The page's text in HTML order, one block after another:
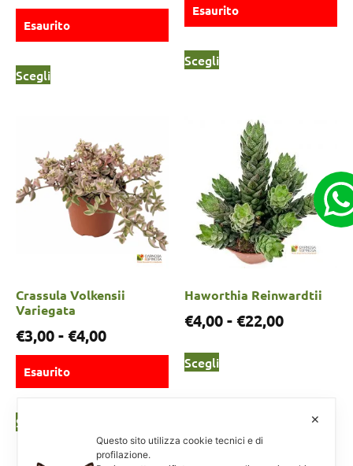
Esaurito
Scegli
Esaurito
Scegli
Crassula Volkensii
Variegata
€3,00- €4,00
Esaurito
Scegli
Haworthia Reinwardtii
€4,00- €22,00
Scegli
✕
Questo sito utilizza cookie tecnici e di
profilazione.